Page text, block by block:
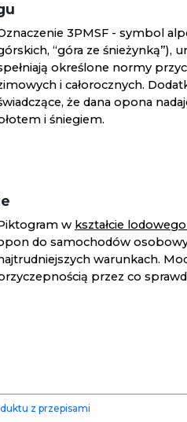
3PMSF - symbol
“góra ze śnieżynką”),
określone normy
i całorocznych.
że dana opona
i śniegiem.
w kształcie
do samochodów
warunkach.
przez co
z przepisami